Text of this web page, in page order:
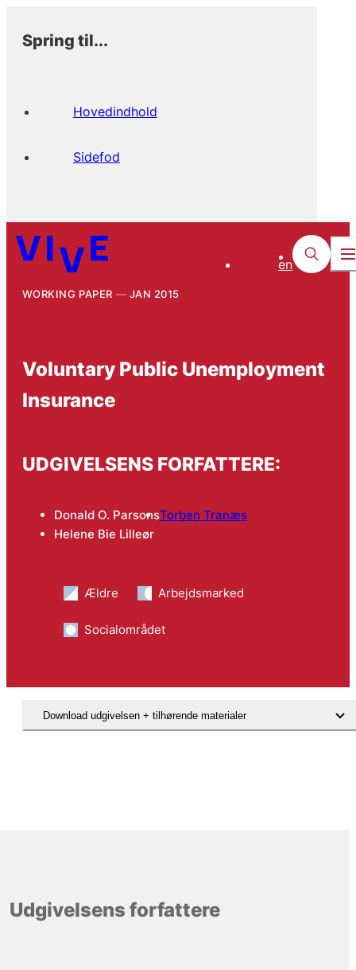
Spring til...
Hovedindhold
Sidefod
en
WORKING PAPER JAN 2015
Voluntary Public Unemployment
Insurance
UDGIVELSENS FORFATTERE:
Donald O. ParsonsTorben Tranæs
Helene Bie Lilleør
Ældre Arbejdsmarked
Socialområdet
Download udgivelsen + tilhørende materialer
Udgivelsens forfattere